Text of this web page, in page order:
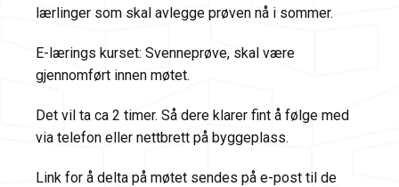
lærlinger som skal avlegge prøven nå i sommer.
E-lærings kurset: Svenneprøve, skal være
gjennomført innen møtet.
Det vil ta ca 2 timer. Så dere klarer fint å følge med
via telefon eller nettbrett på byggeplass.
Link for å delta på møtet sendes på e-post til de